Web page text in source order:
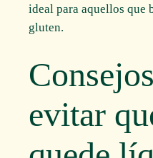
ideal para aquellos que
gluten.
evitar